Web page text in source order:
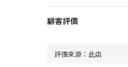
顧客評價